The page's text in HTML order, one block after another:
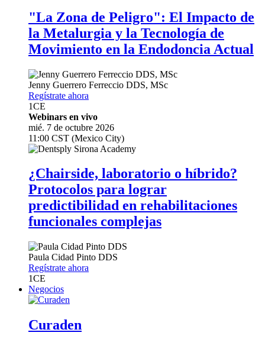
"La Zona de Peligro": El Impacto de
la Metalurgia y la Tecnología de
Movimiento en la Endodoncia Actual
Jenny Guerrero Ferreccio DDS, MSc
Regístrate ahora
1CE
Webinars en vivo
mié. 7 de octubre 2026
11:00 CST (Mexico City)
¿Chairside, laboratorio o híbrido?
Protocolos para lograr
predictibilidad en rehabilitaciones
funcionales complejas
Paula Cidad Pinto DDS
Regístrate ahora
1CE
Negocios
Curaden